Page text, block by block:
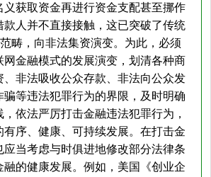
义获取资金再进行资金支配甚至挪作
款人并不直接接触，这已突破了传统
畴，向非法集资演变。为此，必须
网金融模式的发展演变，划清各种商
、非法吸收公众存款、非法向公众发
骗等违法犯罪行为的界限，及时明确
依法严厉打击金融违法犯罪行为，
有序、健康、可持续发展。在打击金
应当考虑与时俱进地修改部分法律条
融的健康发展。例如，美国《创业企